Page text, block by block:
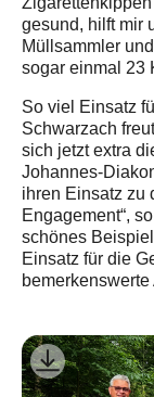
gesund, hilft mir
Müllsammler
sogar einmal 23
So viel Einsatz
Schwarzach
sich jetzt extra
Johannes-
ihren Einsatz zu
Engagement“,
schönes
Einsatz für die